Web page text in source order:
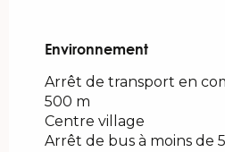
Environnement
Environnement
Arrêt de transport en
500 m
Centre village
Arrêt de bus à moins de